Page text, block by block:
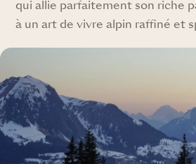
qui allie parfaitement son riche
à un art de vivre alpin raffiné et